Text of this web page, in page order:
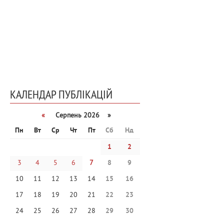
КАЛЕНДАР ПУБЛІКАЦІЙ
«
Серпень 2026 »
Пн
Вт Ср Чт Пт Сб
Нд
1
2
3
4 5 6 7 8
9
10
11 12 13 14 15
16
17
18 19 20 21 22
23
24
25 26 27 28 29
30